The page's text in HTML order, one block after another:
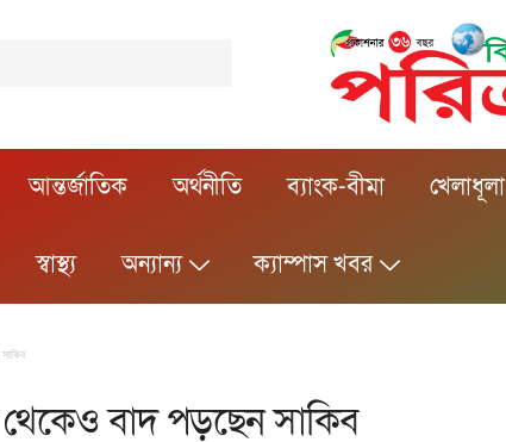
আন্তর্জাতিক অর্থনীতি ব্যাংক-বীমা খেলাধূলা
স্বাস্থ্য অন্যান্য ক্যাম্পাস খবর
থেকেও বাদ পড়ছেন সাকিব